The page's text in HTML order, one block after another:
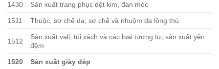
1430 Sản xuất trang phục dệt kim, đan móc
1511 Thuộc, sơ chế da; sơ chế và nhuộm da lông thú
1512
Sản xuất vali, túi xách và các loại tương tự, sản xuất yên
đệm
1520 Sản xuất giày dép